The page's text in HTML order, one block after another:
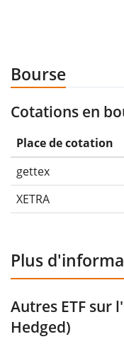
Bourse
Cotations en
Place de cotation
gettex
XETRA
Plus
Autres ETF sur
Hedged)